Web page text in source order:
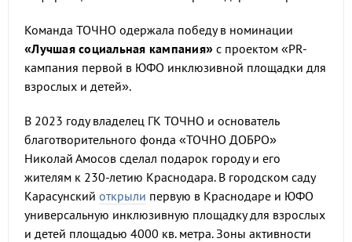
Команда ТОЧНО одержала победу в номинации
«Лучшая социальная кампания» с проектом «PR-
кампания первой в ЮФО инклюзивной площадки для
взрослых и детей».
В 2023 году владелец ГК ТОЧНО и основатель
благотворительного фонда «ТОЧНО ДОБРО»
Николай Амосов сделал подарок городу и его
жителям к 230-летию Краснодара. В городском саду
Карасунский открыли первую в Краснодаре и ЮФО
универсальную инклюзивную площадку для взрослых
и детей площадью 4000 кв. метра. Зоны активности